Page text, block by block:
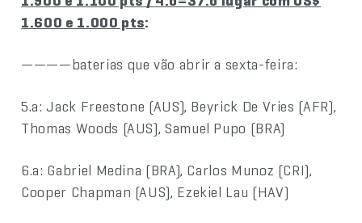
1.600 e 1.000 pts:
————baterias que vão abrir a sexta-feira:
5.a: Jack Freestone (AUS), Beyrick De Vries (AFR),
Thomas Woods (AUS), Samuel Pupo (BRA)
6.a: Gabriel Medina (BRA), Carlos Munoz (CRI),
Cooper Chapman (AUS), Ezekiel Lau (HAV)